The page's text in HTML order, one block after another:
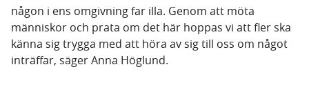
någon i ens omgivning far illa. Genom att möta
människor och prata om det här hoppas vi att fler ska
känna sig trygga med att höra av sig till oss om något
inträffar, säger Anna Höglund.